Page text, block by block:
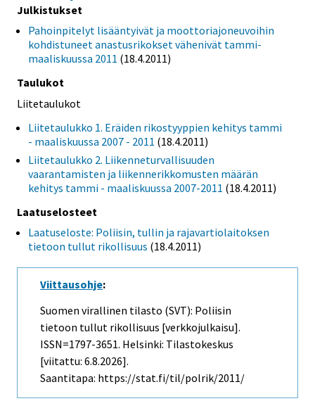
Julkistukset
Pahoinpitelyt lisääntyivät ja moottoriajoneuvoihin
kohdistuneet anastusrikokset vähenivät tammi-
maaliskuussa 2011 (18.4.2011)
Taulukot
Liitetaulukot
Liitetaulukko 1. Eräiden rikostyyppien kehitys tammi
- maaliskuussa 2007 - 2011 (18.4.2011)
Liitetaulukko 2. Liikenneturvallisuuden
vaarantamisten ja liikennerikkomusten määrän
kehitys tammi - maaliskuussa 2007-2011 (18.4.2011)
Laatuselosteet
Laatuseloste: Poliisin, tullin ja rajavartiolaitoksen
tietoon tullut rikollisuus (18.4.2011)
Viittausohje:
Suomen virallinen tilasto (SVT): Poliisin
tietoon tullut rikollisuus [verkkojulkaisu].
ISSN=1797-3651. Helsinki: Tilastokeskus
[viitattu: 6.8.2026].
Saantitapa: https://stat.fi/til/polrik/2011/